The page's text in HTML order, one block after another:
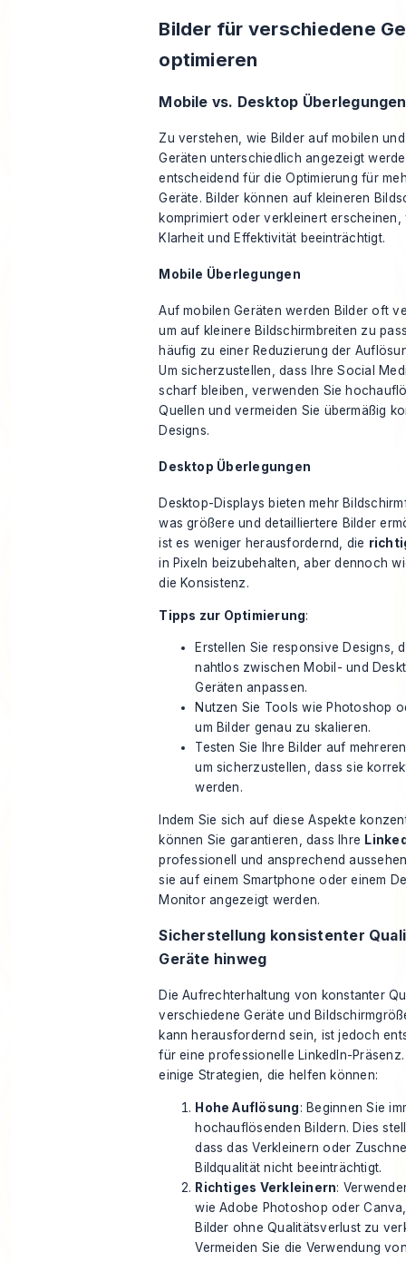
Bilder für verschiedene
optimieren
Mobile vs. Desktop Überlegungen
Zu verstehen, wie Bilder auf mobilen
Geräten unterschiedlich angezeigt
entscheidend für die Optimierung für
Geräte. Bilder können auf kleineren
komprimiert oder verkleinert erscheinen,
Klarheit und Effektivität beeinträchtigt.
Mobile Überlegungen
Auf mobilen Geräten werden Bilder oft
um auf kleinere Bildschirmbreiten zu
häufig zu einer Reduzierung der
Um sicherzustellen, dass Ihre Social
scharf bleiben, verwenden Sie
Quellen und vermeiden Sie übermäßig
Designs.
Desktop Überlegungen
Desktop-Displays bieten mehr
was größere und detailliertere Bilder
ist es weniger herausfordernd, die
in Pixeln beizubehalten, aber dennoch
die Konsistenz.
Tipps zur Optimierung:
Erstellen Sie responsive Designs,
nahtlos zwischen Mobil- und
Geräten anpassen.
Nutzen Sie Tools wie Photoshop
um Bilder genau zu skalieren.
Testen Sie Ihre Bilder auf
um sicherzustellen, dass sie
werden.
Indem Sie sich auf diese Aspekte
können Sie garantieren, dass Ihre
professionell und ansprechend
sie auf einem Smartphone oder einem
Monitor angezeigt werden.
Sicherstellung konsistenter
Geräte hinweg
Die Aufrechterhaltung von konstanter
verschiedene Geräte und
kann herausfordernd sein, ist jedoch
für eine professionelle LinkedIn-
einige Strategien, die helfen können:
Hohe Auflösung: Beginnen Sie
hochauflösenden Bildern. Dies
dass das Verkleinern oder
Bildqualität nicht beeinträchtigt.
Richtiges Verkleinern:
wie Adobe Photoshop oder
Bilder ohne Qualitätsverlust zu
Vermeiden Sie die Verwendung